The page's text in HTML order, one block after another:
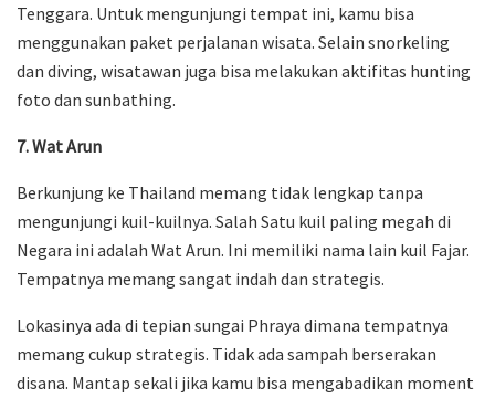
Tenggara. Untuk mengunjungi tempat ini, kamu bisa
menggunakan paket perjalanan wisata. Selain snorkeling
dan diving, wisatawan juga bisa melakukan aktifitas hunting
foto dan sunbathing.
7. Wat Arun
Berkunjung ke Thailand memang tidak lengkap tanpa
mengunjungi kuil-kuilnya. Salah Satu kuil paling megah di
Negara ini adalah Wat Arun. Ini memiliki nama lain kuil Fajar.
Tempatnya memang sangat indah dan strategis.
Lokasinya ada di tepian sungai Phraya dimana tempatnya
memang cukup strategis. Tidak ada sampah berserakan
disana. Mantap sekali jika kamu bisa mengabadikan moment